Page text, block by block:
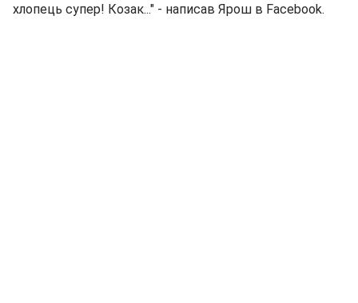
хлопець супер! Козак..." - написав Ярош в Facebook.